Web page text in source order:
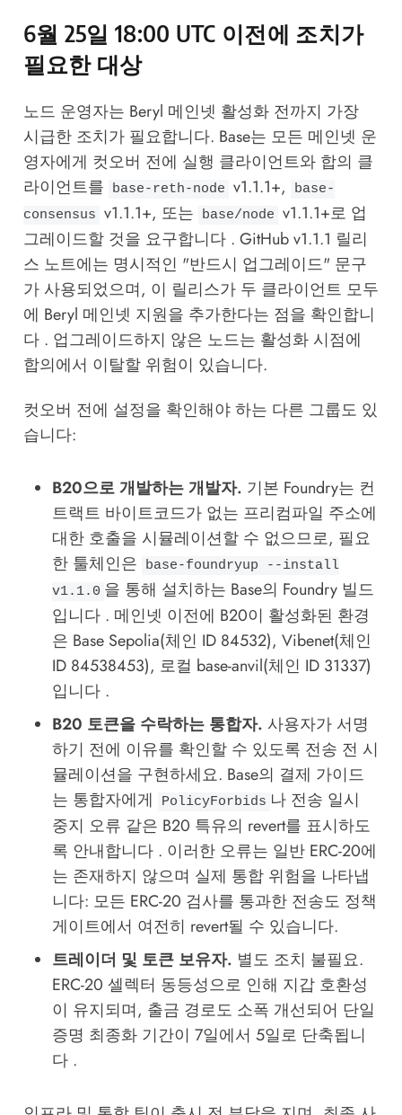
6월 25일 18:00 UTC 이전에 조치가
필요한 대상
노드 운영자는 Beryl 메인넷 활성화 전까지 가장
시급한 조치가 필요합니다. Base는 모든 메인넷 운
영자에게 컷오버 전에 실행 클라이언트와 합의 클
라이언트를
base-reth-node v1.1.1+,
base-
consensus v1.1.1+, 또는 base/node v1.1.1+로 업
그레이드할 것을 요구합니다 . GitHub v1.1.1 릴리
스 노트에는 명시적인 "반드시 업그레이드" 문구
가 사용되었으며, 이 릴리스가 두 클라이언트 모두
에 Beryl 메인넷 지원을 추가한다는 점을 확인합니
다 . 업그레이드하지 않은 노드는 활성화 시점에
합의에서 이탈할 위험이 있습니다.
컷오버 전에 설정을 확인해야 하는 다른 그룹도 있
습니다:
B20으로 개발하는 개발자. 기본 Foundry는 컨
트랙트 바이트코드가 없는 프리컴파일 주소에
대한 호출을 시뮬레이션할 수 없으므로, 필요
한 툴체인은
base-foundryup --install
v1.1.0 을 통해 설치하는 Base의 Foundry 빌드
입니다 . 메인넷 이전에 B20이 활성화된 환경
은 Base Sepolia(체인 ID 84532), Vibenet(체인
ID 84538453), 로컬 base-anvil(체인 ID 31337)
입니다 .
B20 토큰을 수락하는 통합자. 사용자가 서명
하기 전에 이유를 확인할 수 있도록 전송 전 시
뮬레이션을 구현하세요. Base의 결제 가이드
는 통합자에게
PolicyForbids 나 전송 일시
중지 오류 같은 B20 특유의 revert를 표시하도
록 안내합니다 . 이러한 오류는 일반 ERC-20에
는 존재하지 않으며 실제 통합 위험을 나타냅
니다: 모든 ERC-20 검사를 통과한 전송도 정책
게이트에서 여전히 revert될 수 있습니다.
트레이더 및 토큰 보유자. 별도 조치 불필요.
ERC-20 셀렉터 동등성으로 인해 지갑 호환성
이 유지되며, 출금 경로도 소폭 개선되어 단일
증명 최종화 기간이 7일에서 5일로 단축됩니
다 .